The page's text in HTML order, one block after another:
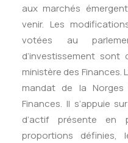
aux marchés
venir. Les
votées au
d’investissement
ministère des Finances.
mandat de la
Finances. Il s’appuie
d’actif présente en
proportions définies,